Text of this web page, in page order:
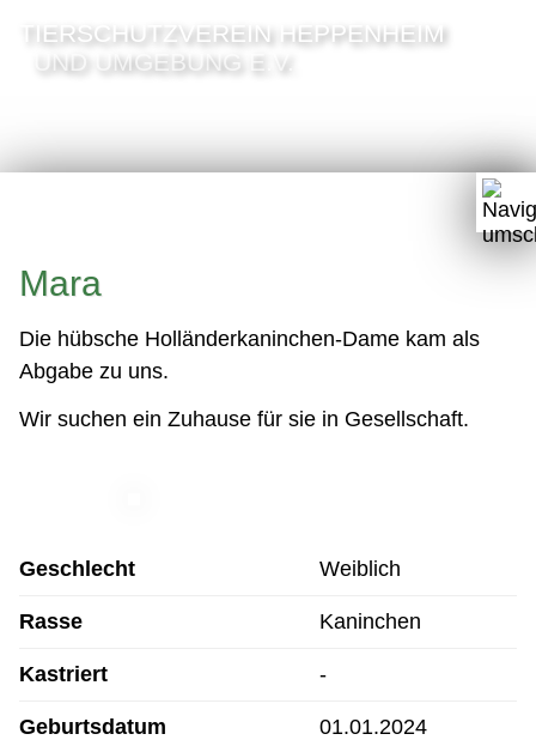
TIERSCHUTZVEREIN HEPPENHEIM
UND UMGEBUNG E.V.
Mara
Die hübsche Holländerkaninchen-Dame kam als
Abgabe zu uns.
Wir suchen ein Zuhause für sie in Gesellschaft.
Geschlecht Weiblich
Rasse Kaninchen
Kastriert -
Geburtsdatum 01.01.2024